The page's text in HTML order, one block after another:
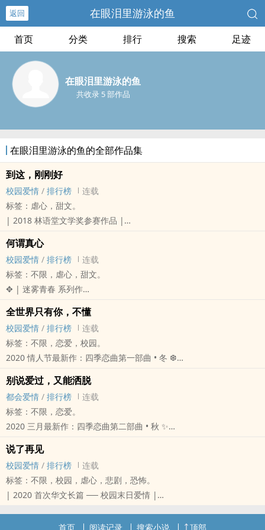
返回 在眼泪里游泳的鱼
首页 分类 排行 搜索 足迹
在眼泪里游泳的鱼
共收录 5 部作品
在眼泪里游泳的鱼的全部作品集
到这，刚刚好
校园爱情 / 排行榜
连载
标签：虐心，甜文。
| 2018 林语堂文学奖参赛作品 |
我们用一年的时间去与对方相处，
却忘了时间是何其珍贵。
班上转来了一个女生，她也同时是刚搬来我隔壁的邻居。
她刚搬来的时候，老妈就要求我每天送她回家，
刚开始我还有些抗拒，但她是一个很开朗的女生，
仿佛没有任何事情能让她烦恼一样，和她相处的每一天都很轻松愉
快，
于是很快的我们就成为很好的朋友。
如果，时间能倒转，我是不是能好好地告诉妳「我爱妳」这句话呢？
—— 「我们，到这，刚刚好。」
/ 我想说，谢谢你，愿意陪我把日子过得像孩子般简单。 —— 旎好 /
❖
✿ 更文时间｜已完结 可放心食用
✿ 书封｜ 黎糖 CORA 虾虾 毛毛 寒希 小软 黎子萌萌 赠 / 漾希 制作
✿ 歌曲｜ 皆有连结
薛之谦《刚刚好》
我们的爱情 到这刚刚好
剩不多也不少 还能忘掉
何谓真心
校园爱情 / 排行榜
连载
标签：不限，虐心，甜文。
✥ | 迷雾青春 系列作
那天起，我学会利用自己天生的演技来伪装自己。
所谓真心，到底是什么呢？
恐怕谁都不知道吧。
从国小五年级就隐退的我转入了一间位在新家隔壁的国中就读，认识
了一个对我来说很重要的人，姜宇业。
他是一个无法被归类于不良少年的人，游走在校规边缘的他很喜欢对
别人恶作剧，也有一群叫他 “业哥”的小弟，但他却从不逾越那条线。
唯一一次，是在我转进他们国中前，他跟人打了架，那场架让他因此
这样的他，却把我当作自己的妹妹来疼爱。
「你看起来就很寂寞啊，有我在，不是比较好吗？」
那天，看着满天的烟火，他这样对我说道。
原来，我所有的伪装，在他面前都是无所遁形的。
国中的时候我跟他之间并没有什么交集，我只知道他跟姜宇业是很好
全世界只有你，不懂
校园爱情 / 排行榜
连载
标签：不限，恋爱，校园。
​​​2020 情人节最新作：四季恋曲第一部曲 • 冬 ❆
我是一个高中生，今年正在准备考学测
原本应该如一滩死水的人生，却被拿着竹刀的体育老师给打出了一道
道涟漪。
第一次，勾起了对别人的兴趣。
第一次，公然调侃捉弄老师。
第一次，被人保护在胸前。
── 好多个第一次，我都想跟你度过。
嘿，怎么我又突然想起了你？
别说爱过，又能洒脱
都会爱情 / 排行榜
连载
标签：不限，恋爱。
​​​2020 三月最新作：四季恋曲第二部曲 • 秋 ✨
我是一个住院医师，而我喜欢上了身为药剂师的他。
我知道他一直以来都有一个很爱的对象，甚至被拒绝了、对方结婚了
也忘不了她，
但我却还是选择继续在他身后，等待那个他有天会回头看向我的虚
实。
说了再见
校园爱情 / 排行榜
连载
标签：不限，校园，虐心，悲剧，恐怖。
| 2020 首次华文长篇 ── 校园末日爱情 |
在末日之中，还有什么幸福可言吗？
首页 阅读记录 搜索小说 顶部